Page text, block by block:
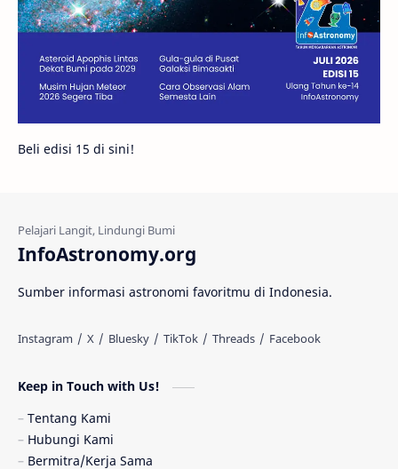
Bintang Neutron Hubble Tips
Juno Bintang Biner
Fakta Galaksi Spiral
Gerhana Matahari
Quasar
Beli edisi 15 di sini!
InfoAstronomy.org
Sumber informasi astronomi favoritmu di Indonesia.
Keep in Touch with Us!
Tentang Kami
Hubungi Kami
Bermitra/Kerja Sama